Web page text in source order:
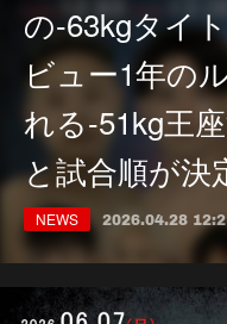
の-63kgタイ
ビュー1年の
れる-51kg王
と試合順が決
NEWS 2026.04.28